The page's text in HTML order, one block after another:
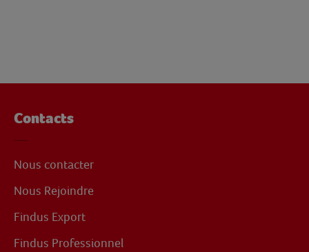
Contacts
Nous contacter
Nous Rejoindre
Findus Export
Findus Professionnel